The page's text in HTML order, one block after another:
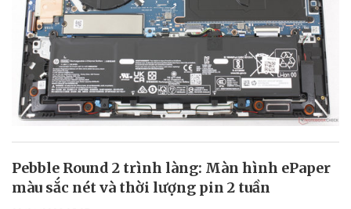
Pebble Round 2 trình làng: Màn hình ePaper
màu sắc nét và thời lượng pin 2 tuần